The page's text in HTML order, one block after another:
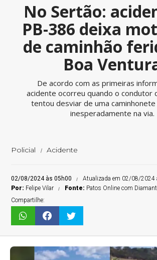
No Sertão:
PB-386 deixa
de caminhão
Boa
De acordo com as primeiras
acidente ocorreu quando o condutor
tentou desviar de uma
inesperadamente na via.
Policial Acidente
02/08/2024 às 05h00
Atualizada em 02/08/2024
Por: Felipe Vilar Fonte: Patos Online com
Compartilhe: